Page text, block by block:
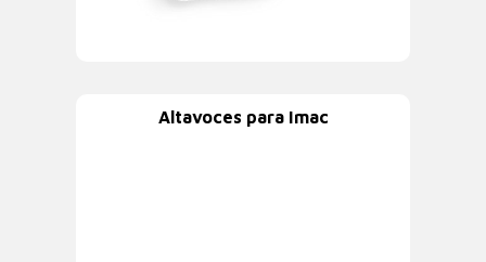
Altavoces para Imac